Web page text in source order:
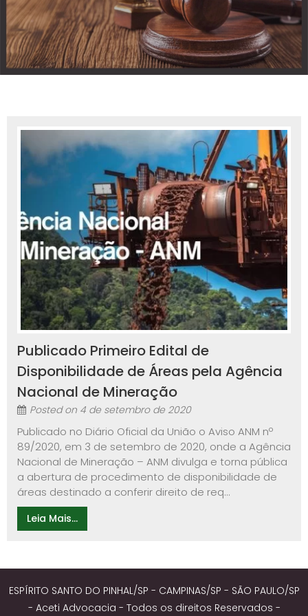
Publicado Primeiro Edital de
Disponibilidade de Áreas pela Agência
Nacional de Mineração
Posted on 4 de setembro de 2020
Publicado no Diário Oficial da União o Aviso ANM nº
89/2020, em 3 de setembro de 2020, onde a Agência
Nacional de Mineração – ANM divulga e torna pública
a abertura de procedimento de disponibilidade de
áreas destinado a conferir direito de req...
Leia Mais...
ESPÍRITO SANTO DO PINHAL/SP - CAMPINAS/SP - SÃO PAULO/SP
- Aceti Advocacia - Todos os direitos Reservados -